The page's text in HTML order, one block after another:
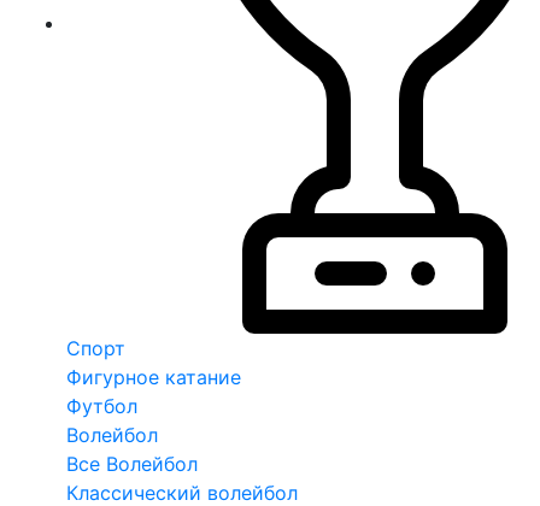
Спорт
Фигурное катание
Футбол
Волейбол
Все Волейбол
Классический волейбол